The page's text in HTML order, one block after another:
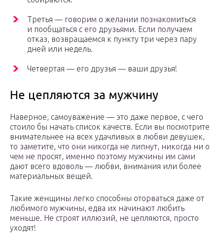
Третья — говорим о желании познакомиться
и пообщаться с его друзьями. Если получаем
отказ, возвращаемся к пункту три через пару
дней или недель.
Четвертая — его друзья — ваши друзья!
Не цепляются за мужчину
Наверное, самоуважение — это даже первое, с чего
стоило бы начать список качеств. Если вы посмотрите
внимательнее на всех удачливых в любви девушек,
то заметите, что они никогда не липнут, никогда ни о
чем не просят, именно поэтому мужчины им сами
дают всего вдоволь — любви, внимания или более
материальных вещей.
Такие женщины легко способны оторваться даже от
любимого мужчины, едва их начинают любить
меньше. Не строят иллюзий, не цепляются, просто
уходят!